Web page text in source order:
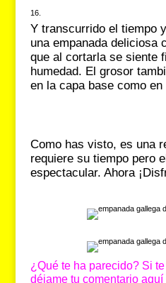
Y transcurrido el tiempo
una empanada deliciosa
que al cortarla se siente
humedad. El grosor
en la capa base como
Como has visto, es una
requiere su tiempo pero
espectacular. Ahora
¿Qué te ha parecido? Si
déjame tu comentario